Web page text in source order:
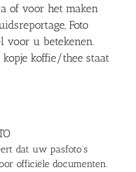
of voor het maken
Foto
voor u betekenen.
koffie/thee staat
dat uw pasfoto’s
officiële documenten.